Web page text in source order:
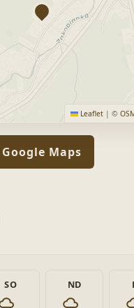
Leaflet | ©
Maps
SO ND